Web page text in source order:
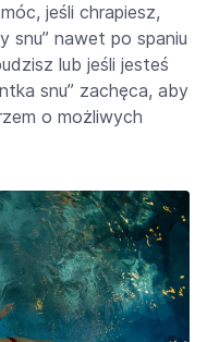
jeśli chrapiesz,
snu” nawet po spaniu
lub jeśli jesteś
snu” zachęca, aby
o możliwych